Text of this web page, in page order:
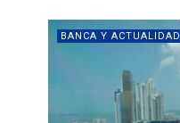
BANCA Y ACTUALIDAD